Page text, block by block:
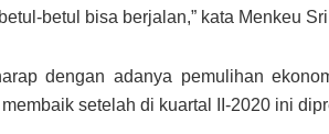
betul bisa berjalan,” kata Menkeu
dengan adanya pemulihan
setelah di kuartal II-2020 ini